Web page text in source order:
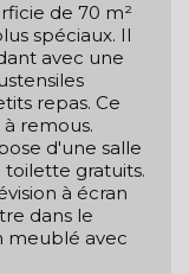
de 70 m²
spéciaux. Il
avec une
repas. Ce
remous.
d'une salle
toilette gratuits.
à écran
dans le
meublé avec